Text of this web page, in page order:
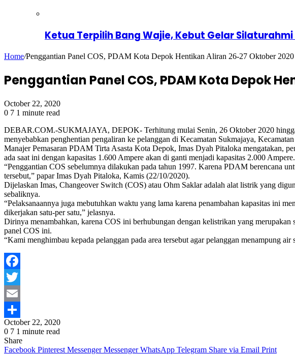
Ketua Terpilih Bang Wajie, Kebut Gelar
Home/Penggantian Panel COS, PDAM Kota Depok Hentikan Aliran 26-27 Oktober 2020
Penggantian Panel COS, PDAM Kota Depok
October 22, 2020
0 7 1 minute read
DEBAR.COM.-SUKMAJAYA, DEPOK- Terhitung mulai Senin, 26 Oktober 2020
menyebabkan penghentian pengaliran ke pelanggan di Kecamatan Sukmajaya,
Manajer Pemasaran PDAM Tirta Asasta Kota Depok, Imas Dyah Pitaloka mengatakan,
ada saat ini dengan kapasitas 1.600 Ampere akan di ganti menjadi kapasitas 2.000 Ampere.
“Penggantian COS sebelumnya dilakukan pada tahun 1997. Karena PDAM berencana
tersebut,” papar Imas Dyah Pitaloka, Kamis (22/10/2020).
Dijelaskan Imas, Changeover Switch (COS) atau Ohm Saklar adalah alat listrik yang
sebaliknya.
“Pelaksanaannya juga mebutuhkan waktu yang lama karena penambahan kapasitas ini
dikerjakan satu-per satu,” jelasnya.
Dirinya menambahkan, karena COS ini berhubungan dengan kelistrikan yang
panel COS ini.
“Kami menghimbau kepada pelanggan pada area tersebut agar pelanggan menampung
Facebook
Twitter
Email
Share
October 22, 2020
0 7 1 minute read
Share
Facebook Pinterest Messenger Messenger WhatsApp Telegram Share via Email Print